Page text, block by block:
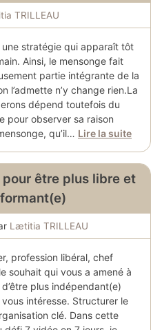
TRILLEAU
stratégie qui apparaît tôt
Ainsi, le mensonge fait
partie intégrante de la
l’admette n’y change rien.La
dépend toutefois du
pour observer sa raison
qu’il… Lire la suite
être plus libre et
Lætitia TRILLEAU
profession libéral, chef
souhait qui vous a amené à
plus indépendant(e)
intéresse. Structurer le
clé. Dans cette